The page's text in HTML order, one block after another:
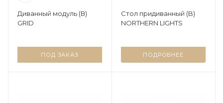
Диванный модуль (В)
GRID
ПОД ЗАКАЗ
Стол придиванный (B)
NORTHERN LIGHTS
ПОДРОБНЕЕ